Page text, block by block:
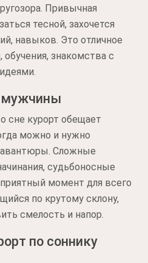
Привычная
тесной, захочется
навыков. Это отличное
знакомства с
мужчины
сне курорт обещает
можно и нужно
авантюры. Сложные
судьбоносные
момент для всего
по крутому склону,
смелость и напор.
по соннику